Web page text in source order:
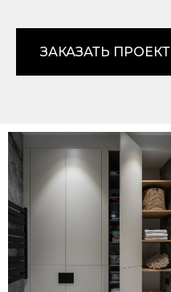
ЗАКАЗАТЬ ПРОЕКТ